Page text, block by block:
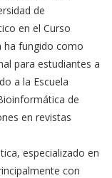
de
en el Curso
ha fungido como
para estudiantes a
a la Escuela
de
en revistas
especializado en
con